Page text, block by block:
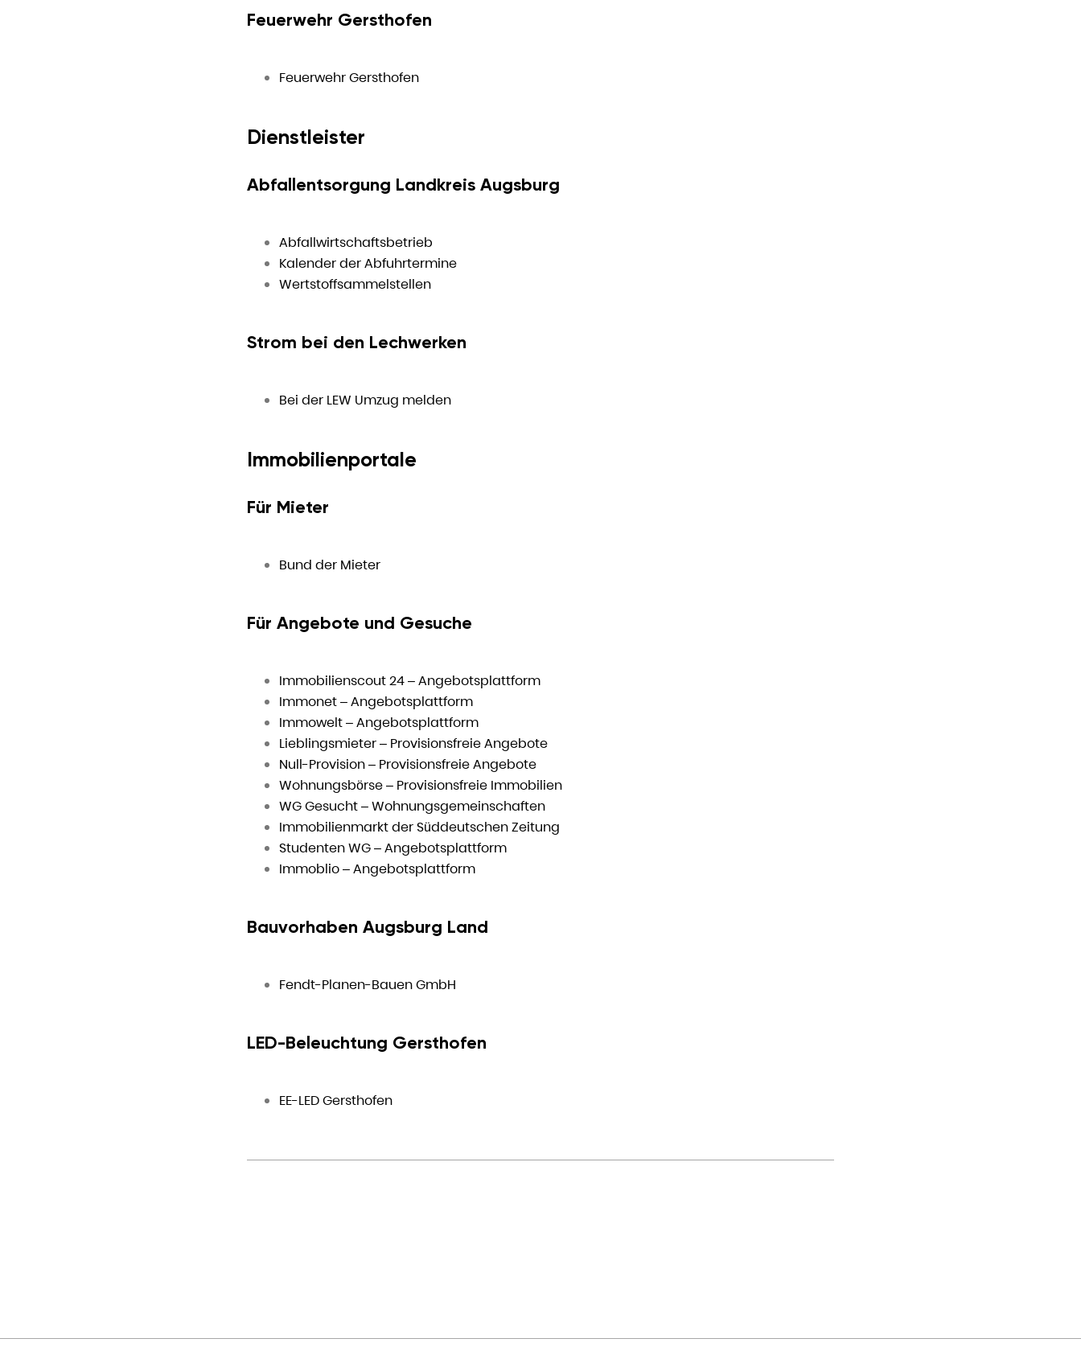
Feuerwehr Gersthofen
Feuerwehr Gersthofen
Dienstleister
Abfallentsorgung Landkreis Augsburg
Abfallwirtschaftsbetrieb
Kalender der Abfuhrtermine
Wertstoffsammelstellen
Strom bei den Lechwerken
Bei der LEW Umzug melden
Immobilienportale
Für Mieter
Bund der Mieter
Für Angebote und Gesuche
Immobilienscout 24 – Angebotsplattform
Immonet – Angebotsplattform
Immowelt – Angebotsplattform
Lieblingsmieter – Provisionsfreie Angebote
Null-Provision – Provisionsfreie Angebote
Wohnungsbörse – Provisionsfreie Immobilien
WG Gesucht – Wohnungsgemeinschaften
Immobilienmarkt der Süddeutschen Zeitung
Studenten WG – Angebotsplattform
Immoblio – Angebotsplattform
Bauvorhaben Augsburg Land
Fendt-Planen-Bauen GmbH
LED-Beleuchtung Gersthofen
EE-LED Gersthofen